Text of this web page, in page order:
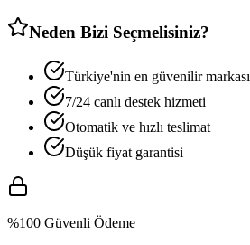
Neden Bizi Seçmelisiniz?
Türkiye'nin en güvenilir markası
7/24 canlı destek hizmeti
Otomatik ve hızlı teslimat
Düşük fiyat garantisi
%100 Güvenli Ödeme